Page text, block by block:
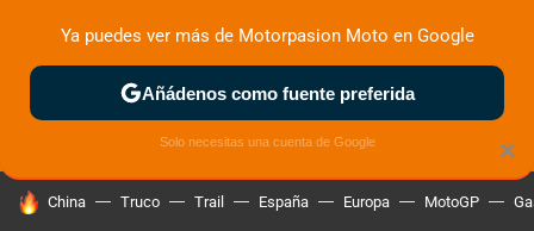
ZONA DE PRUEBAS DEPORTIVAS MOTOS ELÉCTRICAS
HOY SE HABLA DE
China Truco Trail España Europa MotoGP
×
Ya puedes ver más de Motorpasion Moto en Google
Añádenos como fuente preferida
Solo necesitas una cuenta de Google